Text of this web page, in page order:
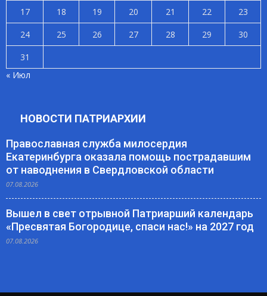
17
18 19 20 21 22
23
24
25 26 27 28 29
30
31
« Июл
НОВОСТИ ПАТРИАРХИИ
Православная служба милосердия
Екатеринбурга оказала помощь пострадавшим
от наводнения в Свердловской области
07.08.2026
Вышел в свет отрывной Патриарший календарь
«Пресвятая Богородице, спаси нас!» на 2027 год
07.08.2026